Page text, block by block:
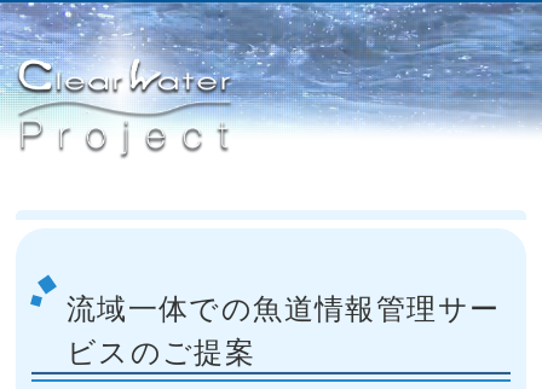
流域一体での魚道情報管理サー
ビスのご提案